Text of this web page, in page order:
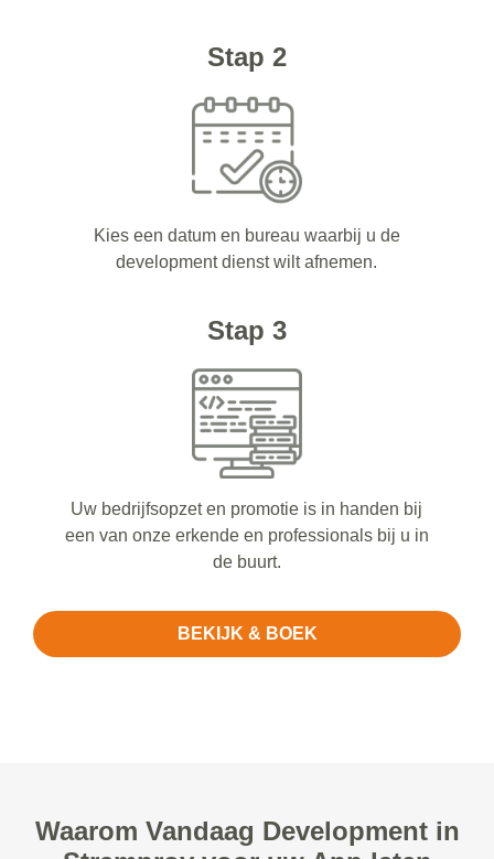
Stap 2
Kies een datum en bureau waarbij u de
development dienst wilt afnemen.
Stap 3
Uw bedrijfsopzet en promotie is in handen bij
een van onze erkende en professionals bij u in
de buurt.
BEKIJK & BOEK
Waarom Vandaag Development in